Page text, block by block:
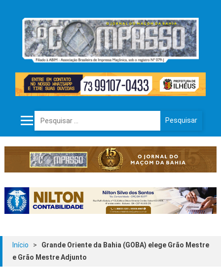
Pesquisar por:
Início >
Grande Oriente da Bahia (GOBA) elege Grão Mestre
e Grão Mestre Adjunto